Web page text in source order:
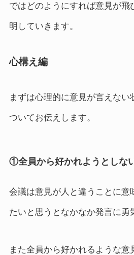
ではどのようにすれば意見が飛
明していきます。
心構え編
まずは心理的に意見が言えない
ついてお伝えします。
①全員から好かれようとしな
会議は意見が人と違うことに意
たいと思うとなかなか発言に勇
また全員から好かれるような意